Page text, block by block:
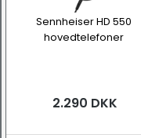
Sennheiser HD 550
hovedtelefoner
2.290 DKK